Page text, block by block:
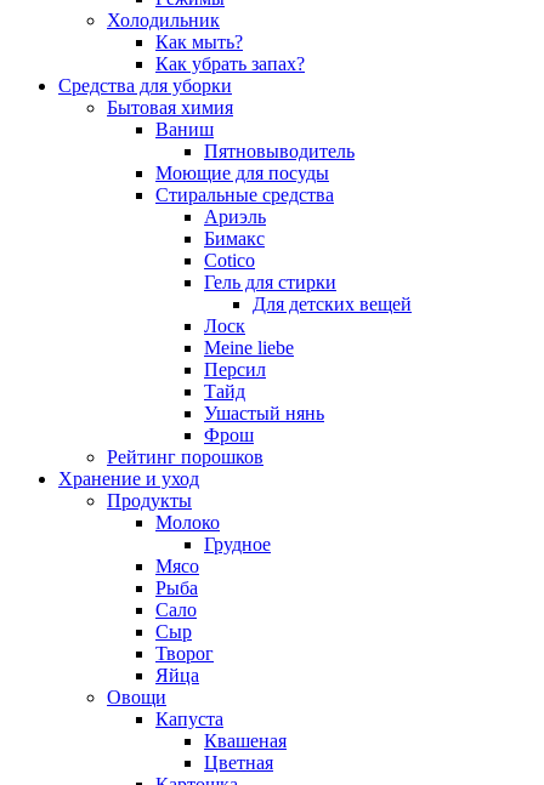
Холодильник
Как мыть?
Как убрать запах?
Средства для уборки
Бытовая химия
Ваниш
Пятновыводитель
Моющие для посуды
Стиральные средства
Ариэль
Бимакс
Cotico
Гель для стирки
Для детских вещей
Лоск
Meine liebe
Персил
Тайд
Ушастый нянь
Фрош
Рейтинг порошков
Хранение и уход
Продукты
Молоко
Грудное
Мясо
Рыба
Сало
Сыр
Творог
Яйца
Овощи
Капуста
Квашеная
Цветная